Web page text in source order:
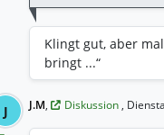
Klingt gut, aber
bringt ...“
J J.M, Diskussion ,